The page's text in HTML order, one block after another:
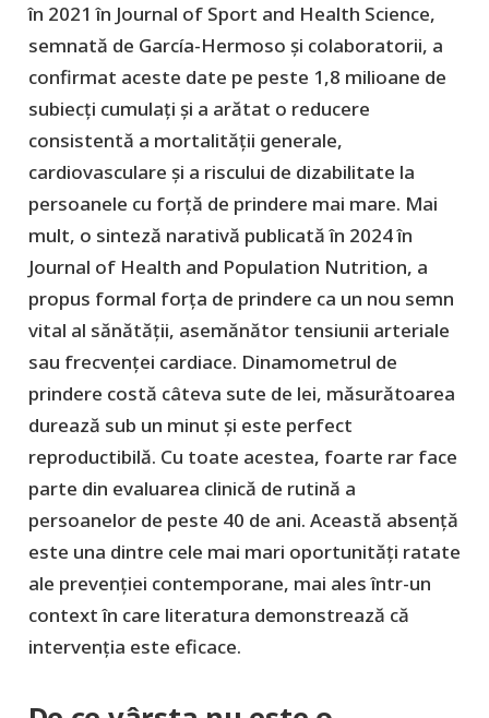
în 2021 în Journal of Sport and Health Science,
semnată de García-Hermoso și colaboratorii, a
confirmat aceste date pe peste 1,8 milioane de
subiecți cumulați și a arătat o reducere
consistentă a mortalității generale,
cardiovasculare și a riscului de dizabilitate la
persoanele cu forță de prindere mai mare. Mai
mult, o sinteză narativă publicată în 2024 în
Journal of Health and Population Nutrition, a
propus formal forța de prindere ca un nou semn
vital al sănătății, asemănător tensiunii arteriale
sau frecvenței cardiace. Dinamometrul de
prindere costă câteva sute de lei, măsurătoarea
durează sub un minut și este perfect
reproductibilă. Cu toate acestea, foarte rar face
parte din evaluarea clinică de rutină a
persoanelor de peste 40 de ani. Această absență
este una dintre cele mai mari oportunități ratate
ale prevenției contemporane, mai ales într-un
context în care literatura demonstrează că
intervenția este eficace.